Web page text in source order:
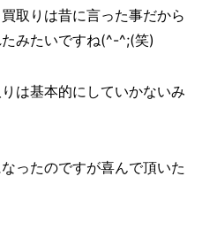
取りは昔に言った事だから
みたいですね(^-^;(笑)
は基本的にしていかないみ
ったのですが喜んで頂いた